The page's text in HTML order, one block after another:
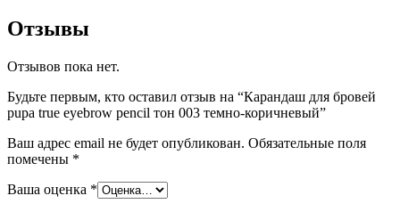
Отзывы
Отзывов пока нет.
Будьте первым, кто оставил отзыв на “Карандаш для бровей
pupa true eyebrow pencil тон 003 темно-коричневый”
Ваш адрес email не будет опубликован. Обязательные поля
помечены *
Ваша оценка *